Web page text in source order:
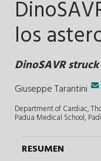
los
DinoSAVR
Giuseppe Tarantini .
Department of Cardiac,
Padua Medical School,
RESUMEN